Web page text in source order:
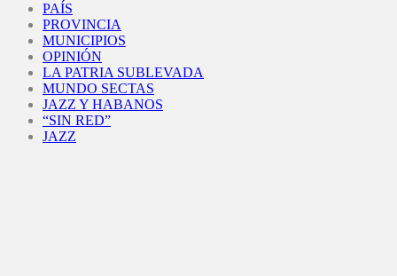
PAÍS
PROVINCIA
MUNICIPIOS
OPINIÓN
LA PATRIA SUBLEVADA
MUNDO SECTAS
JAZZ Y HABANOS
“SIN RED”
JAZZ